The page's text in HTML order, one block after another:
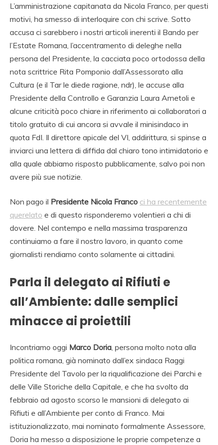
L’amministrazione capitanata da Nicola Franco, per questi
motivi, ha smesso di interloquire con chi scrive. Sotto
accusa ci sarebbero i nostri articoli inerenti il Bando per
l’Estate Romana, l’accentramento di deleghe nella
persona del Presidente, la cacciata poco ortodossa della
nota scrittrice Rita Pomponio dall’Assessorato alla
Cultura (e il Tar le diede ragione, ndr), le accuse alla
Presidente della Controllo e Garanzia Laura Arnetoli e
alcune criticità poco chiare in riferimento ai collaboratori a
titolo gratuito di cui ancora si avvale il minisindaco in
quota FdI. Il direttore apicale del VI, addirittura, si spinse a
inviarci una lettera di diffida dal chiaro tono intimidatorio e
alla quale abbiamo risposto pubblicamente, salvo poi non
avere più sue notizie.
Non pago il Presidente Nicola Franco ci ha recentemente
querelato e di questo risponderemo volentieri a chi di
dovere. Nel contempo e nella massima trasparenza
continuiamo a fare il nostro lavoro, in quanto come
giornalisti rendiamo conto solamente ai cittadini.
Parla il delegato ai Rifiuti e
all’Ambiente: dalle semplici
minacce ai proiettili
Incontriamo oggi Marco Doria, persona molto nota alla
politica romana, già nominato dall’ex sindaca Raggi
Presidente del Tavolo per la riqualificazione dei Parchi e
delle Ville Storiche della Capitale, e che ha svolto da
febbraio ad agosto scorso le mansioni di delegato ai
Rifiuti e all’Ambiente per conto di Franco. Mai
istituzionalizzato, mai nominato formalmente Assessore,
Doria ha messo a disposizione le proprie competenze a